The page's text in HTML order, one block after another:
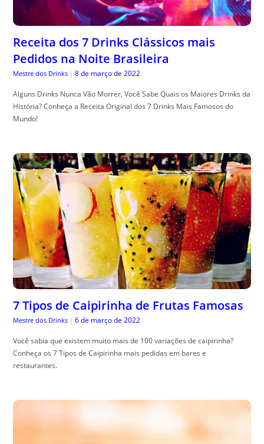
Receita dos 7 Drinks Clássicos mais
Pedidos na Noite Brasileira
Mestre dos Drinks | 8 de março de 2022
Alguns Drinks Nunca Vão Morrer, Você Sabe Quais os Maiores Drinks da
História? Conheça a Receita Original dos 7 Drinks Mais Famosos do
Mundo!
7 Tipos de Caipirinha de Frutas Famosas
Mestre dos Drinks | 6 de março de 2022
Você sabia que existem muito mais de 100 variações de caipirinha?
Conheça os 7 Tipos de Caipirinha mais pedidas em bares e
restaurantes.